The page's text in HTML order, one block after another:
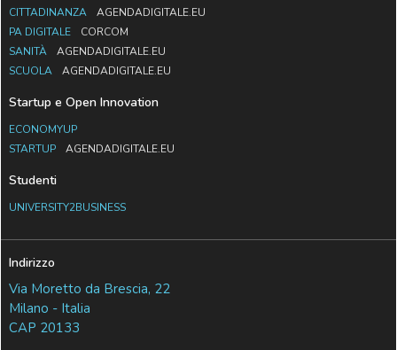
CITTADINANZA
AGENDADIGITALE.EU
PA DIGITALE
CORCOM
SANITÀ
AGENDADIGITALE.EU
SCUOLA
AGENDADIGITALE.EU
Startup e Open Innovation
ECONOMYUP
STARTUP
AGENDADIGITALE.EU
Studenti
UNIVERSITY2BUSINESS
Indirizzo
Via Moretto da Brescia, 22
Milano - Italia
CAP 20133